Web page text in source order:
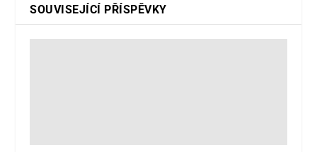
SOUVISEJÍCÍ PŘÍSPĚVKY